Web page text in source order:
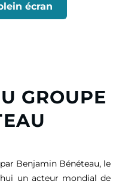
écran
GROUPE
Benjamin Bénéteau, le
un acteur mondial de